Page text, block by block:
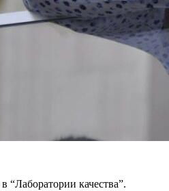
“Лаборатории качества”.